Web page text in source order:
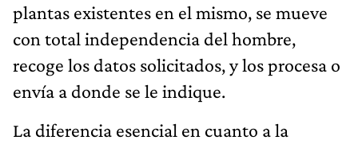
plantas existentes en el mismo, se mueve
con total independencia del hombre,
recoge los datos solicitados, y los procesa o
envía a donde se le indique.
La diferencia esencial en cuanto a la